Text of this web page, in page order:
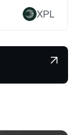
0.34%
XPL